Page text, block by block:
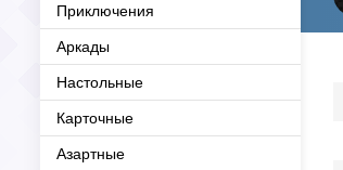
Приключения
Аркады
Настольные
Карточные
Азартные